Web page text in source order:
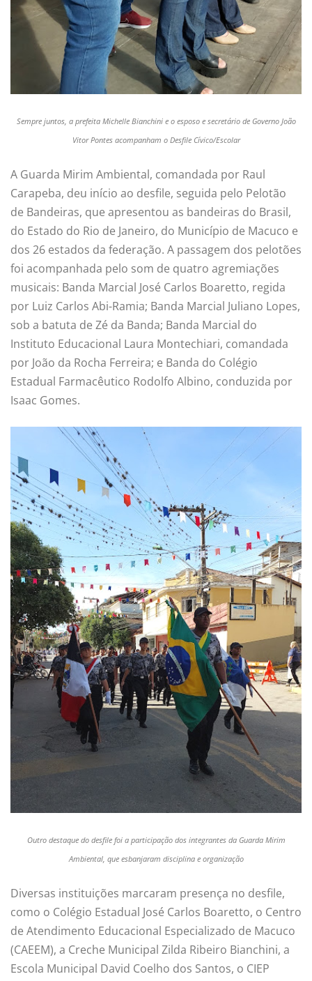
Sempre juntos, a prefeita Michelle Bianchini e o esposo e secretário de Governo João
Vitor Pontes acompanham o Desfile Cívico/Escolar
A Guarda Mirim Ambiental, comandada por Raul
Carapeba, deu início ao desfile, seguida pelo Pelotão
de Bandeiras, que apresentou as bandeiras do Brasil,
do Estado do Rio de Janeiro, do Município de Macuco e
dos 26 estados da federação. A passagem dos pelotões
foi acompanhada pelo som de quatro agremiações
musicais: Banda Marcial José Carlos Boaretto, regida
por Luiz Carlos Abi-Ramia; Banda Marcial Juliano Lopes,
sob a batuta de Zé da Banda; Banda Marcial do
Instituto Educacional Laura Montechiari, comandada
por João da Rocha Ferreira; e Banda do Colégio
Estadual Farmacêutico Rodolfo Albino, conduzida por
Isaac Gomes.
Outro destaque do desfile foi a participação dos integrantes da Guarda Mirim
Ambiental, que esbanjaram disciplina e organização
Diversas instituições marcaram presença no desfile,
como o Colégio Estadual José Carlos Boaretto, o Centro
de Atendimento Educacional Especializado de Macuco
(CAEEM), a Creche Municipal Zilda Ribeiro Bianchini, a
Escola Municipal David Coelho dos Santos, o CIEP